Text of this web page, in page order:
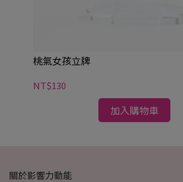
桃氣女孩立牌
NT$130
加入購物車
關於影響力動能